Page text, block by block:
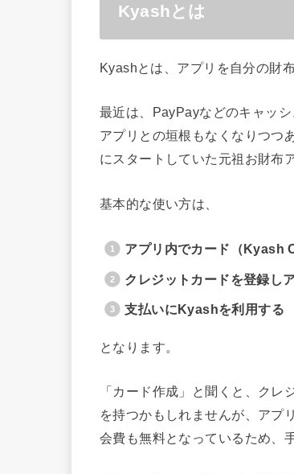
Kyashとは
Kyashとは、アプリを自分の財
最近は、PayPayなどのキャッ
アプリとの垣根もなくなりつつ
にスタートしていた元祖お財布
基本的な使い方は、
アプリ内でカード（Kyash
クレジットカードを登録し
支払いにKyashを利用する
となります。
「カード作成」と聞くと、ク
を持つかもしれませんが、アプ
会費も無料となっているため、